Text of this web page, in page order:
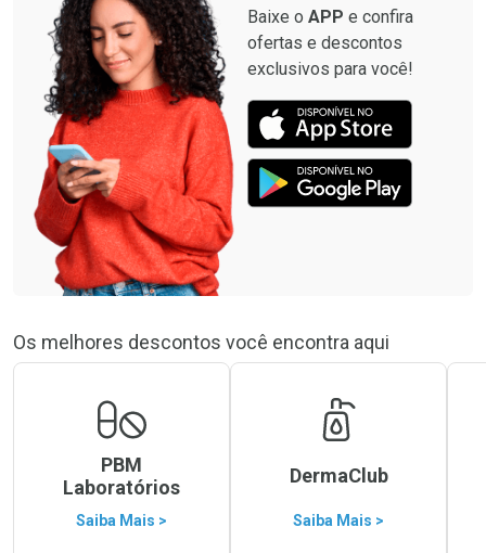
Baixe o APP e confira
ofertas e descontos
exclusivos para você!
Os melhores descontos você encontra aqui
PBM
Laboratórios
Saiba Mais >
DermaClub
Saiba Mais >